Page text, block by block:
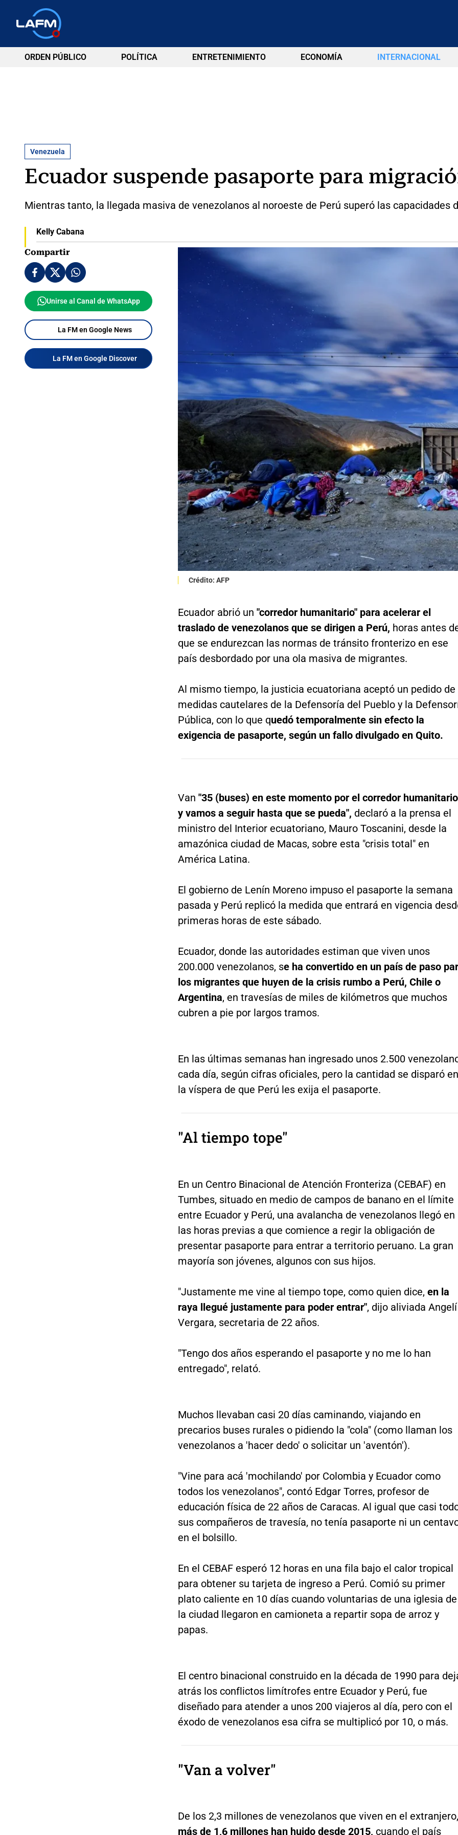
ORDEN PÚBLICO POLÍTICA ENTRETENIMIENTO ECONOMÍA INTERNACIONAL
Venezuela
Ecuador suspende pasaporte para
Mientras tanto, la llegada masiva de venezolanos al noroeste de Perú superó las capacidades
Kelly Cabana
Compartir
Unirse al Canal de WhatsApp
La FM en Google News
La FM en Google Discover
Crédito: AFP
Ecuador abrió un "corredor humanitario" para acelerar el
traslado de venezolanos que se dirigen a Perú, horas antes
que se endurezcan las normas de tránsito fronterizo en ese
país desbordado por una ola masiva de migrantes.
Al mismo tiempo, la justicia ecuatoriana aceptó un pedido de
medidas cautelares de la Defensoría del Pueblo y la
Pública, con lo que quedó temporalmente sin efecto la
exigencia de pasaporte, según un fallo divulgado en Quito.
Van "35 (buses) en este momento por el corredor humanitario
y vamos a seguir hasta que se pueda", declaró a la prensa el
ministro del Interior ecuatoriano, Mauro Toscanini, desde la
amazónica ciudad de Macas, sobre esta "crisis total" en
América Latina.
El gobierno de Lenín Moreno impuso el pasaporte la semana
pasada y Perú replicó la medida que entrará en vigencia
primeras horas de este sábado.
Ecuador, donde las autoridades estiman que viven unos
200.000 venezolanos, se ha convertido en un país de paso
los migrantes que huyen de la crisis rumbo a Perú, Chile o
Argentina, en travesías de miles de kilómetros que muchos
cubren a pie por largos tramos.
En las últimas semanas han ingresado unos 2.500
cada día, según cifras oficiales, pero la cantidad se disparó en
la víspera de que Perú les exija el pasaporte.
"Al tiempo tope"
En un Centro Binacional de Atención Fronteriza (CEBAF) en
Tumbes, situado en medio de campos de banano en el límite
entre Ecuador y Perú, una avalancha de venezolanos llegó en
las horas previas a que comience a regir la obligación de
presentar pasaporte para entrar a territorio peruano. La gran
mayoría son jóvenes, algunos con sus hijos.
"Justamente me vine al tiempo tope, como quien dice, en la
raya llegué justamente para poder entrar", dijo aliviada Angelí
Vergara, secretaria de 22 años.
"Tengo dos años esperando el pasaporte y no me lo han
entregado", relató.
Muchos llevaban casi 20 días caminando, viajando en
precarios buses rurales o pidiendo la "cola" (como llaman los
venezolanos a 'hacer dedo' o solicitar un 'aventón').
"Vine para acá 'mochilando' por Colombia y Ecuador como
todos los venezolanos", contó Edgar Torres, profesor de
educación física de 22 años de Caracas. Al igual que casi
sus compañeros de travesía, no tenía pasaporte ni un
en el bolsillo.
En el CEBAF esperó 12 horas en una fila bajo el calor tropical
para obtener su tarjeta de ingreso a Perú. Comió su primer
plato caliente en 10 días cuando voluntarias de una iglesia de
la ciudad llegaron en camioneta a repartir sopa de arroz y
papas.
El centro binacional construido en la década de 1990 para
atrás los conflictos limítrofes entre Ecuador y Perú, fue
diseñado para atender a unos 200 viajeros al día, pero con el
éxodo de venezolanos esa cifra se multiplicó por 10, o más.
"Van a volver"
De los 2,3 millones de venezolanos que viven en el extranjero,
más de 1,6 millones han huido desde 2015, cuando el país